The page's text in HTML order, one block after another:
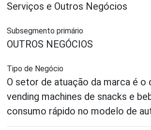
Serviços e Outros Negócios
Subsegmento primário
OUTROS NEGÓCIOS
Tipo de Negócio
O setor de atuação da marca é
vending machines de snacks e
consumo rápido no modelo de